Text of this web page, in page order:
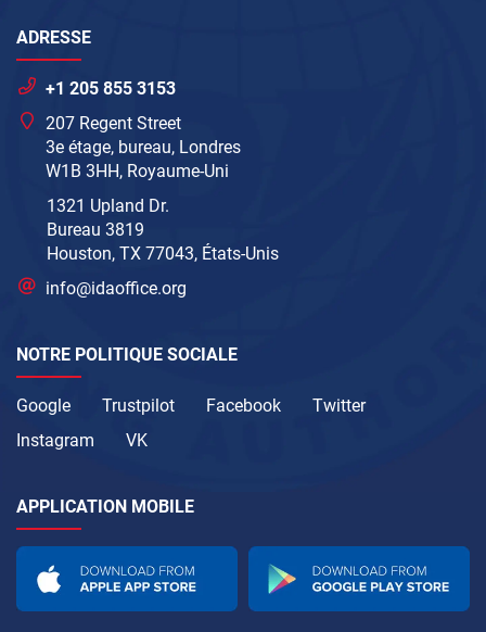
ADRESSE
+1 205 855 3153
207 Regent Street
3e étage, bureau, Londres
W1B 3HH, Royaume-Uni
1321 Upland Dr.
Bureau 3819
Houston, TX 77043, États-Unis
info@idaoffice.org
NOTRE POLITIQUE SOCIALE
Google Trustpilot Facebook
Twitter
Instagram
VK
APPLICATION MOBILE